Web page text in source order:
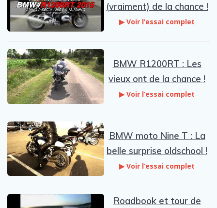
(vraiment) de la chance !
▶ Voir l’essai complet
BMW R1200RT : Les
vieux ont de la chance !
▶ Voir l’essai complet
BMW moto Nine T : La
belle surprise oldschool !
▶ Voir l’essai complet
Roadbook et tour de